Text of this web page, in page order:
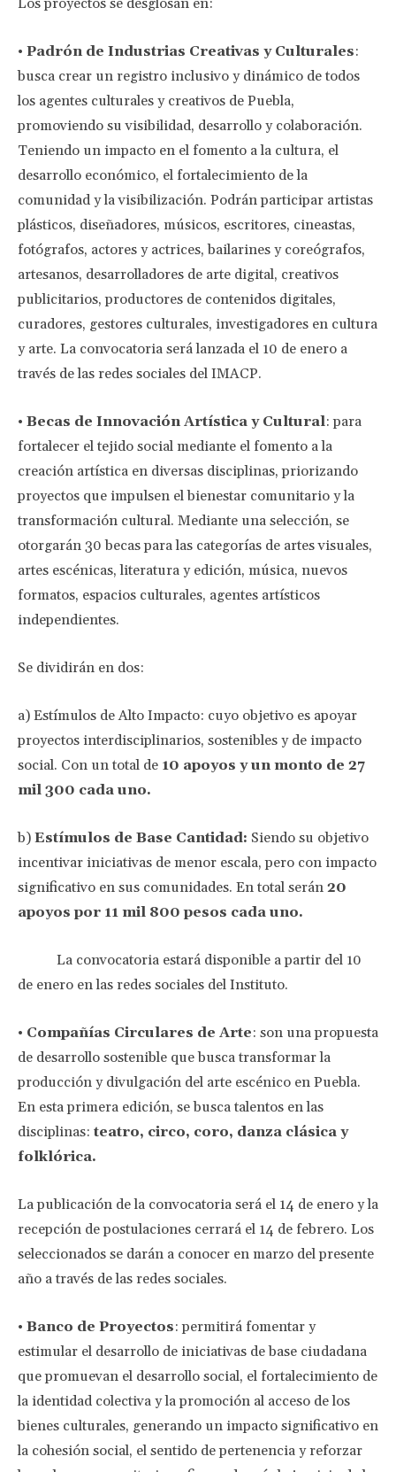
Los proyectos se desglosan en:
• Padrón de Industrias Creativas y Culturales:
busca crear un registro inclusivo y dinámico de todos
los agentes culturales y creativos de Puebla,
promoviendo su visibilidad, desarrollo y colaboración.
Teniendo un impacto en el fomento a la cultura, el
desarrollo económico, el fortalecimiento de la
comunidad y la visibilización. Podrán participar artistas
plásticos, diseñadores, músicos, escritores, cineastas,
fotógrafos, actores y actrices, bailarines y coreógrafos,
artesanos, desarrolladores de arte digital, creativos
publicitarios, productores de contenidos digitales,
curadores, gestores culturales, investigadores en cultura
y arte. La convocatoria será lanzada el 10 de enero a
través de las redes sociales del IMACP.
• Becas de Innovación Artística y Cultural: para
fortalecer el tejido social mediante el fomento a la
creación artística en diversas disciplinas, priorizando
proyectos que impulsen el bienestar comunitario y la
transformación cultural. Mediante una selección, se
otorgarán 30 becas para las categorías de artes visuales,
artes escénicas, literatura y edición, música, nuevos
formatos, espacios culturales, agentes artísticos
independientes.
Se dividirán en dos:
a) Estímulos de Alto Impacto: cuyo objetivo es apoyar
proyectos interdisciplinarios, sostenibles y de impacto
social. Con un total de 10 apoyos y un monto de 27
mil 300 cada uno.
b) Estímulos de Base Cantidad: Siendo su objetivo
incentivar iniciativas de menor escala, pero con impacto
significativo en sus comunidades. En total serán 20
apoyos por 11 mil 800 pesos cada uno.
La convocatoria estará disponible a partir del 10
de enero en las redes sociales del Instituto.
• Compañías Circulares de Arte: son una propuesta
de desarrollo sostenible que busca transformar la
producción y divulgación del arte escénico en Puebla.
En esta primera edición, se busca talentos en las
disciplinas: teatro, circo, coro, danza clásica y
folklórica.
La publicación de la convocatoria será el 14 de enero y la
recepción de postulaciones cerrará el 14 de febrero. Los
seleccionados se darán a conocer en marzo del presente
año a través de las redes sociales.
• Banco de Proyectos: permitirá fomentar y
estimular el desarrollo de iniciativas de base ciudadana
que promuevan el desarrollo social, el fortalecimiento de
la identidad colectiva y la promoción al acceso de los
bienes culturales, generando un impacto significativo en
la cohesión social, el sentido de pertenencia y reforzar